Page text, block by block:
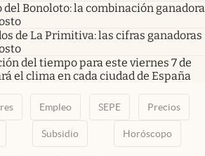
del Bonoloto: la combinación ganadora
de La Primitiva: las cifras ganadoras
del tiempo para este viernes 7 de
el clima en cada ciudad de España
Empleo SEPE Precios
Subsidio Horóscopo